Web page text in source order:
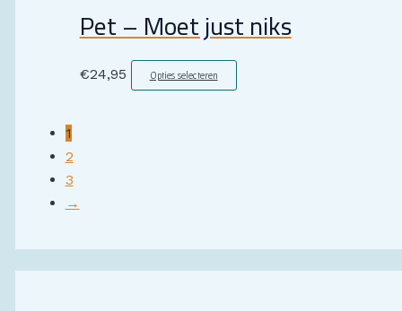
Pet – Moet just niks
€24,95 Opties selecteren
1
2
3
→